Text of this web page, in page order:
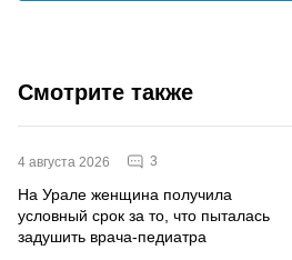
Смотрите также
4 августа 2026 3
На Урале женщина получила
условный срок за то, что пыталась
задушить врача-педиатра